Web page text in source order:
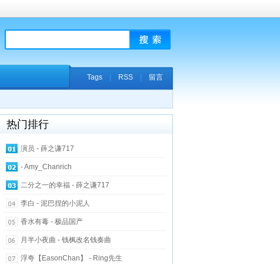
Tags| RSS| 留言
热门排行
演员 - 薛之谦717
- Amy_Chanrich
二分之一的幸福 - 薛之谦717
李白 - 泥巴捏的小泥人
香水有毒 - 极品国产
月半小夜曲 - 钱枫改名钱奏曲
浮夸【EasonChan】 - Ring先生